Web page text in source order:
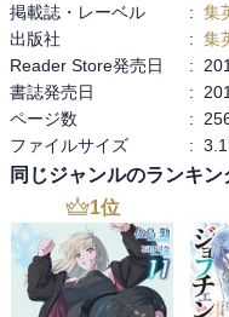
すけど。
それに、リオとアレクセイ
なくなって、モテモテにな
とうとう告白しちゃいまし
は、彼なりに考えたものだ
したリオに取っては、もっ
やっぱ、二人はくっついて
この巻は、サブタイトルが
思っていたら、亡くなった
ゼラスのそばにいるという
掲載誌・レーベル
: 集
出版社
: 集
Reader Store発売日
:
書誌発売日
:
ページ数
:
ファイルサイズ
:
同じジャンルのランキン
1位